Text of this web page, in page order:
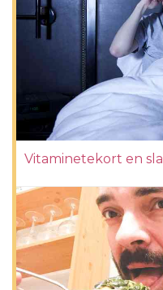
Vitaminetekort en